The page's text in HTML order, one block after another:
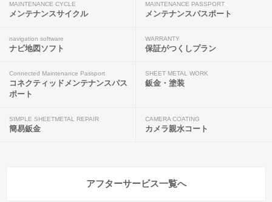
MAINTENANCE CYCLE
メンテナンスサイクル
MAINTENANCE PASSPORT
メンテナンスパスポート
navigation software
ナビ地図ソフト
WARRANTY
保証がつくしプラン
Connected Maintenance Passport
コネクティッドメンテナンスパス
ポート
SHEET METAL WORK
鈑金・塗装
SIMPLE SHEETMETAL REPAIR
簡易鈑金
CAMERA COATING
カメラ親水コート
アフターサービス一覧へ